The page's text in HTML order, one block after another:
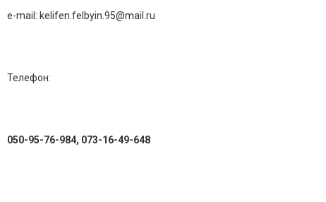
e-mail: kelifen.felbyin.95@mail.ru
Телефон:
050-95-76-984, 073-16-49-648